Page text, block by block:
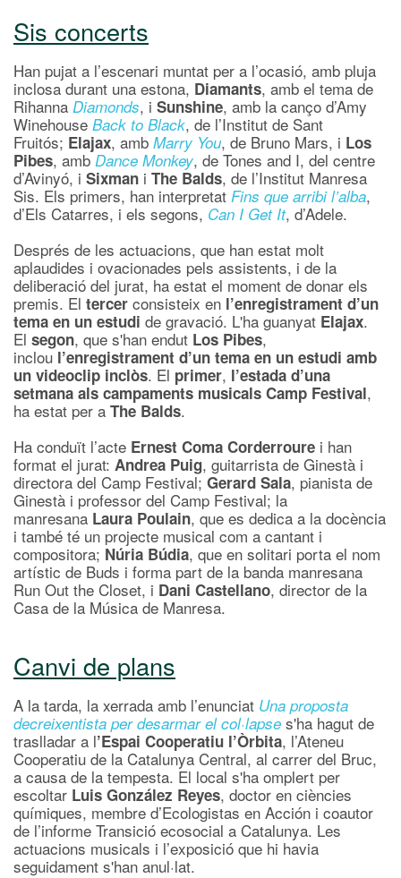
Sis concerts
Han pujat a l’escenari muntat per a l’ocasió, amb pluja
inclosa durant una estona, Diamants, amb el tema de
Rihanna Diamonds, i Sunshine, amb la canço d’Amy
Winehouse Back to Black, de l’Institut de Sant
Fruitós; Elajax, amb Marry You, de Bruno Mars, i Los
Pibes, ambDance Monkey, de Tones and I, del centre
d’Avinyó, i Sixman i The Balds, de l’Institut Manresa
Sis. Els primers, han interpretat Fins que arribi l’alba,
d’Els Catarres, i els segons, Can I Get It, d’Adele.
Després de les actuacions, que han estat molt
aplaudides i ovacionades pels assistents, i de la
deliberació del jurat, ha estat el moment de donar els
premis. El tercer consisteix en l’enregistrament d’un
tema en un estudi de gravació. L'ha guanyat Elajax.
El segon, que s'han endut Los Pibes,
inclou l’enregistrament d’un tema en un estudi amb
un videoclip inclòs. El primer, l’estada d’una
setmana als campaments musicals Camp Festival,
ha estat per a The Balds.
Ha conduït l’acte Ernest Coma Corderroure i han
format el jurat: Andrea Puig, guitarrista de Ginestà i
directora del Camp Festival; Gerard Sala, pianista de
Ginestà i professor del Camp Festival; la
manresana Laura Poulain, que es dedica a la docència
i també té un projecte musical com a cantant i
compositora; Núria Búdia, que en solitari porta el nom
artístic de Buds i forma part de la banda manresana
Run Out the Closet, i Dani Castellano, director de la
Casa de la Música de Manresa.
Canvi de plans
A la tarda, la xerrada amb l’enunciat Una proposta
decreixentista per desarmar el col·lapse s'ha hagut de
traslladar a l’Espai Cooperatiu l’Òrbita, l’Ateneu
Cooperatiu de la Catalunya Central, al carrer del Bruc,
a causa de la tempesta. El local s'ha omplert per
escoltar Luis González Reyes, doctor en ciències
químiques, membre d’Ecologistas en Acción i coautor
de l’informe Transició ecosocial a Catalunya. Les
actuacions musicals i l’exposició que hi havia
seguidament s'han anul·lat.